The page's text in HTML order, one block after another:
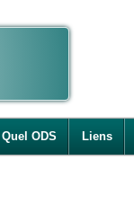
Quel ODS Liens